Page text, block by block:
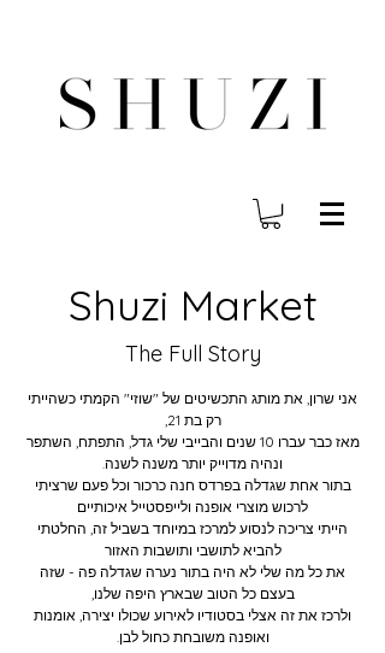
Shuzi Market
The Full Story
אני שרון, את מותג התכשיטים של "שוזי" הקמתי כשהייתי
רק בת 21,
מאז כבר עברו 10 שנים והבייבי שלי גדל, התפתח, השתפר
ונהיה מדוייק יותר משנה לשנה.
בתור אחת שגדלה בפרדס חנה כרכור וכל פעם שרציתי
לרכוש מוצרי אופנה ולייפסטייל איכותיים
הייתי צריכה לנסוע למרכז במיוחד בשביל זה, החלטתי
להביא לתושבי ותושבות האזור
את כל מה שלי לא היה בתור נערה שגדלה פה - שזה
בעצם כל הטוב שבארץ היפה שלנו,
ולרכז את זה אצלי בסטודיו לאירוע שכולו יצירה, אומנות
ואופנה משובחת כחול לבן.